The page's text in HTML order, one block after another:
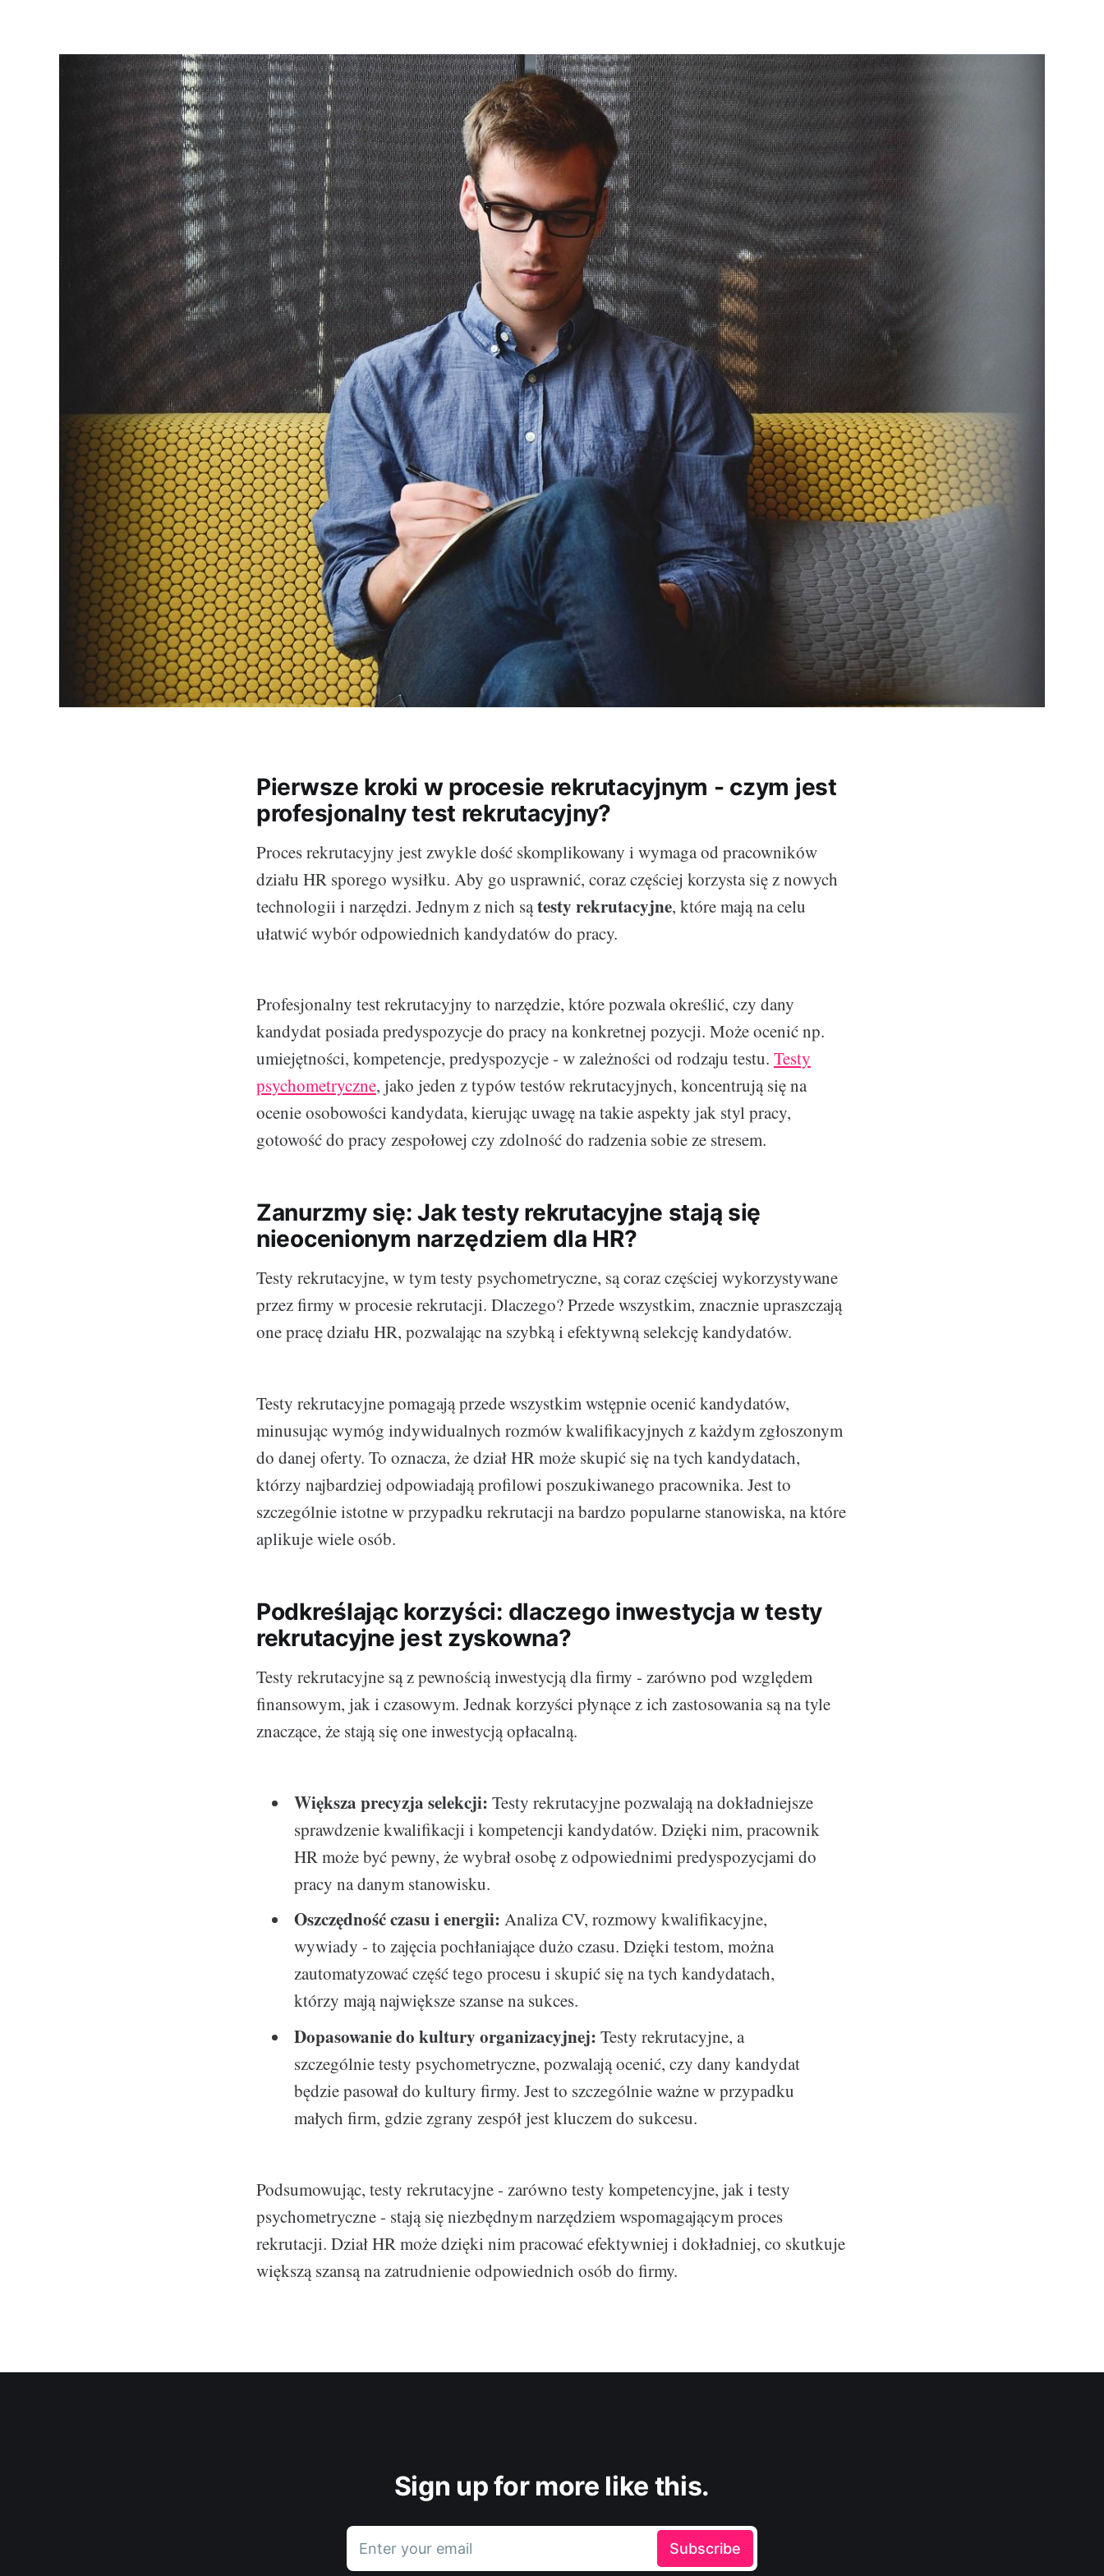
Pierwsze kroki w procesie rekrutacyjnym - czym jest
profesjonalny test rekrutacyjny?
Proces rekrutacyjny jest zwykle dość skomplikowany i wymaga od pracowników
działu HR sporego wysiłku. Aby go usprawnić, coraz częściej korzysta się z nowych
technologii i narzędzi. Jednym z nich sątesty rekrutacyjne, które mają na celu
ułatwić wybór odpowiednich kandydatów do pracy.
Profesjonalny test rekrutacyjny to narzędzie, które pozwala określić, czy dany
kandydat posiada predyspozycje do pracy na konkretnej pozycji. Może ocenić np.
umiejętności, kompetencje, predyspozycje - w zależności od rodzaju testu. Testy
psychometryczne, jako jeden z typów testów rekrutacyjnych, koncentrują się na
ocenie osobowości kandydata, kierując uwagę na takie aspekty jak styl pracy,
gotowość do pracy zespołowej czy zdolność do radzenia sobie ze stresem.
Zanurzmy się: Jak testy rekrutacyjne stają się
nieocenionym narzędziem dla HR?
Testy rekrutacyjne, w tym testy psychometryczne, są coraz częściej wykorzystywane
przez firmy w procesie rekrutacji. Dlaczego? Przede wszystkim, znacznie upraszczają
one pracę działu HR, pozwalając na szybką i efektywną selekcję kandydatów.
Testy rekrutacyjne pomagają przede wszystkim wstępnie ocenić kandydatów,
minusując wymóg indywidualnych rozmów kwalifikacyjnych z każdym zgłoszonym
do danej oferty. To oznacza, że dział HR może skupić się na tych kandydatach,
którzy najbardziej odpowiadają profilowi poszukiwanego pracownika. Jest to
szczególnie istotne w przypadku rekrutacji na bardzo popularne stanowiska, na które
aplikuje wiele osób.
Podkreślając korzyści: dlaczego inwestycja w testy
rekrutacyjne jest zyskowna?
Testy rekrutacyjne są z pewnością inwestycją dla firmy - zarówno pod względem
finansowym, jak i czasowym. Jednak korzyści płynące z ich zastosowania są na tyle
znaczące, że stają się one inwestycją opłacalną.
Większa precyzja selekcji: Testy rekrutacyjne pozwalają na dokładniejsze
sprawdzenie kwalifikacji i kompetencji kandydatów. Dzięki nim, pracownik
HR może być pewny, że wybrał osobę z odpowiednimi predyspozycjami do
pracy na danym stanowisku.
Oszczędność czasu i energii: Analiza CV, rozmowy kwalifikacyjne,
wywiady - to zajęcia pochłaniające dużo czasu. Dzięki testom, można
zautomatyzować część tego procesu i skupić się na tych kandydatach,
którzy mają największe szanse na sukces.
Dopasowanie do kultury organizacyjnej: Testy rekrutacyjne, a
szczególnie testy psychometryczne, pozwalają ocenić, czy dany kandydat
będzie pasował do kultury firmy. Jest to szczególnie ważne w przypadku
małych firm, gdzie zgrany zespół jest kluczem do sukcesu.
Podsumowując, testy rekrutacyjne - zarówno testy kompetencyjne, jak i testy
psychometryczne - stają się niezbędnym narzędziem wspomagającym proces
rekrutacji. Dział HR może dzięki nim pracować efektywniej i dokładniej, co skutkuje
większą szansą na zatrudnienie odpowiednich osób do firmy.
Sign up for more like this.
Enter your email Subscribe